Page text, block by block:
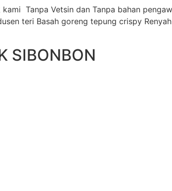
Tanpa Vetsin dan Tanpa bahan
teri Basah goreng tepung crispy
SIBONBON